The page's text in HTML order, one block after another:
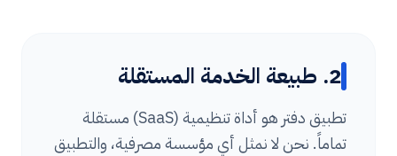
2. طبيعة الخدمة المستقلة
تطبيق دفتر هو أداة تنظيمية (SaaS) مستقلة
تماماً. نحن لا نمثل أي مؤسسة مصرفية، والتطبيق